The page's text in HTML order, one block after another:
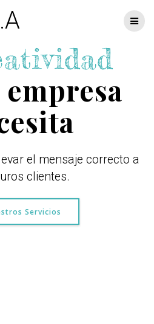
content
el mensaje correcto a
clientes.
Servicios